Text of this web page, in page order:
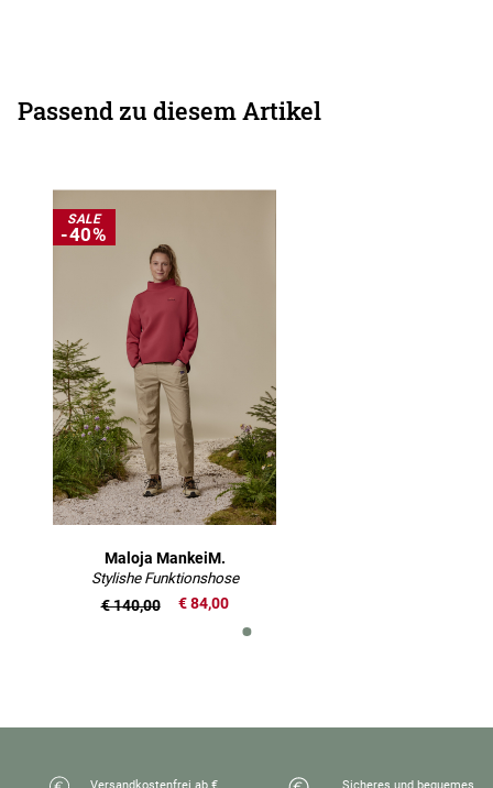
Passend zu diesem Artikel
SALE
-40%
Maloja MankeiM.
Stylishe Funktionshose
€ 84,00
€ 140,00
Versandkostenfrei ab €
Sicheres und bequemes